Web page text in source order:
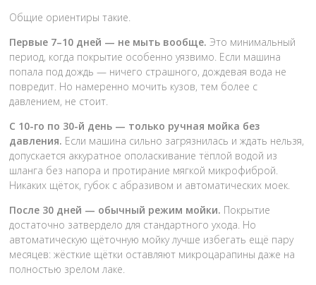
Общие ориентиры такие.
Первые 7–10 дней — не мыть вообще. Это минимальный
период, когда покрытие особенно уязвимо. Если машина
попала под дождь — ничего страшного, дождевая вода не
повредит. Но намеренно мочить кузов, тем более с
давлением, не стоит.
С 10-го по 30-й день — только ручная мойка без
давления. Если машина сильно загрязнилась и ждать нельзя,
допускается аккуратное ополаскивание тёплой водой из
шланга без напора и протирание мягкой микрофиброй.
Никаких щёток, губок с абразивом и автоматических моек.
После 30 дней — обычный режим мойки. Покрытие
достаточно затвердело для стандартного ухода. Но
автоматическую щёточную мойку лучше избегать ещё пару
месяцев: жёсткие щётки оставляют микроцарапины даже на
полностью зрелом лаке.